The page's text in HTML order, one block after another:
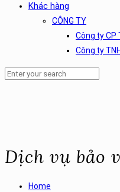
Khác hàng
CÔNG TY
Công ty CP
Công ty
Dịch vụ bảo
Home